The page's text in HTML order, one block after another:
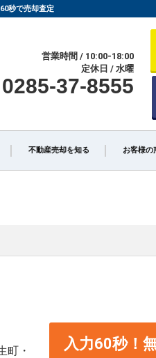
秒で売却査定
営業時間 / 10:00-18:00
定休日 / 水曜
0285-37-8555
不動産売却を知る お客様の
町・
入力60秒！